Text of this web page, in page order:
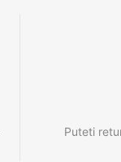
Puteti